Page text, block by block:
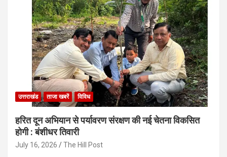
उत्तराखंड ताजा खबरें विविध
हरित दून अभियान से पर्यावरण संरक्षण की नई चेतना विकसित
होगी : बंशीधर तिवारी
July 16, 2026 The Hill Post